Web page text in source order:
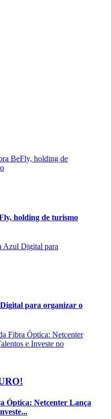
holding de turismo
para organizar o
Óptica: Netcenter Lança